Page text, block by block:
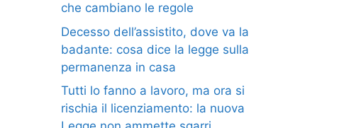
che cambiano le regole
Decesso dell’assistito, dove va la
badante: cosa dice la legge sulla
permanenza in casa
Tutti lo fanno a lavoro, ma ora si
rischia il licenziamento: la nuova